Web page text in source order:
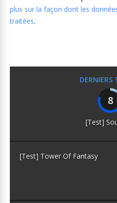
plus sur la façon dont les
traitées.
DERNIERS
8
[Test]
[Test] Tower Of Fantasy